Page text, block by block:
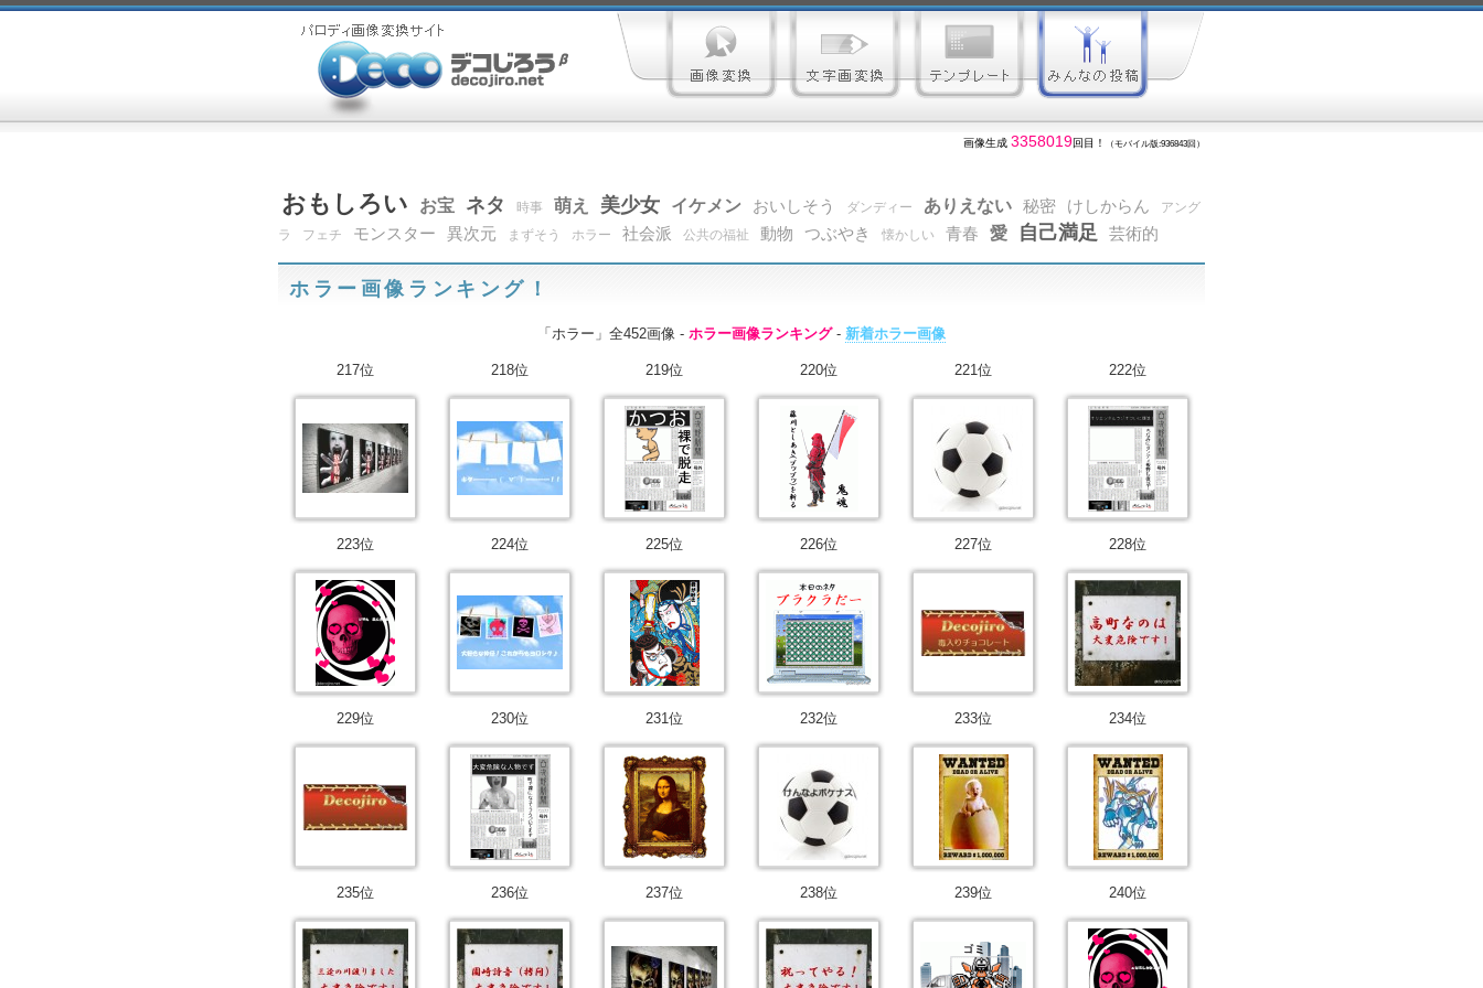
画像生成 3358019回目！ （モバイル版:936843回）
おもしろい お宝 ネタ 時事 萌え 美少女 イケメン おいしそう ダンディー ありえない 秘密 けしからん
アング
ラ
フェチ モンスター 異次元 まずそう ホラー 社会派 公共の福祉 動物 つぶやき 懐かしい 青春 愛 自己満足 芸術的
ホラー画像ランキング！
「ホラー」全452画像 - ホラー画像ランキング- 新着ホラー画像
217位 218位 219位 220位 221位 222位
223位 224位 225位 226位 227位 228位
229位 230位 231位 232位 233位 234位
235位 236位 237位 238位 239位 240位